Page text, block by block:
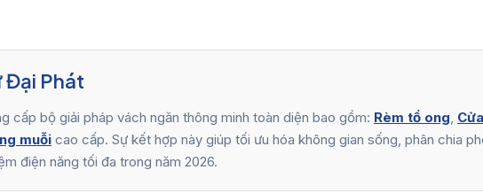
Đại Phát
cấp bộ giải pháp vách ngăn thông minh toàn diện bao gồm: Rèm tổ ong,
muỗi cao cấp. Sự kết hợp này giúp tối ưu hóa không gian sống, phân chia
điện năng tối đa trong năm 2026.